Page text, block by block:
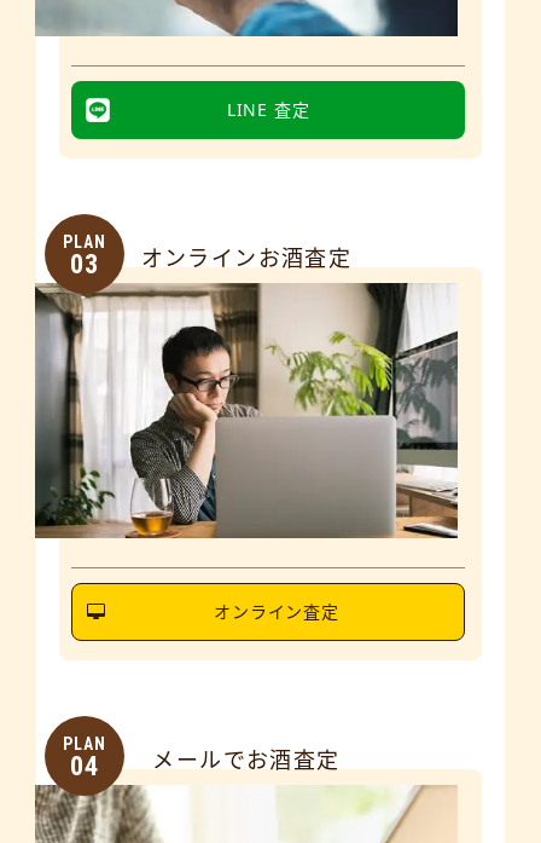
LINE 査定
PLAN
03 オンラインお酒査定
オンライン査定
PLAN
04 メールでお酒査定